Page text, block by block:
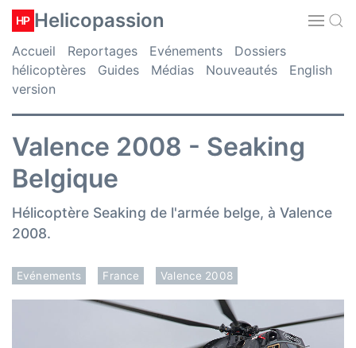
HP Helicopassion
Accueil Reportages Evénements
Dossiers
hélicoptères
Guides Médias Nouveautés
English
version
Valence 2008 - Seaking
Belgique
Hélicoptère Seaking de l'armée belge, à Valence
2008.
Evénements France Valence 2008